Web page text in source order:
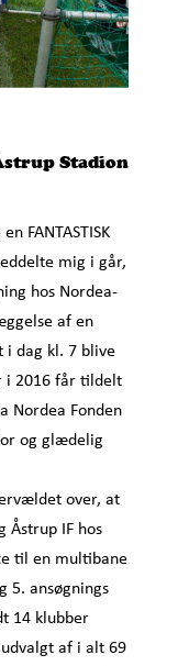
Stadion
FANTASTISK
mig i går,
hos Nordea-
af en
i dag kl. 7 blive
i 2016 får tildelt
Nordea Fonden
og glædelig
over, at
Åstrup IF hos
til en multibane
5. ansøgnings
14 klubber
af i alt 69